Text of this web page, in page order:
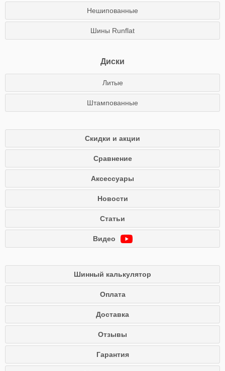
Нешипованные
Шины Runflat
Диски
Литые
Штампованные
Скидки и акции
Сравнение
Аксессуары
Новости
Статьи
Видео
Шинный калькулятор
Оплата
Доставка
Отзывы
Гарантия